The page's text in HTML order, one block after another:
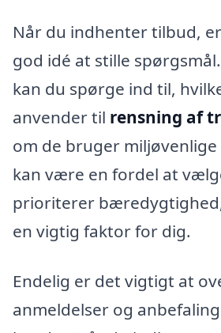
Når du indhenter tilbud,
god idé at stille
kan du spørge ind til,
anvender til rensning af
om de bruger
kan være en fordel at
prioriterer
en vigtig faktor for dig.
Endelig er det vigtigt at
anmeldelser og